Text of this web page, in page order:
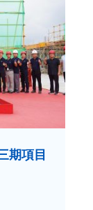
期項目